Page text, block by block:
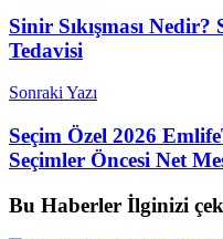
Sinir Sıkışması Nedir?
Tedavisi
Sonraki Yazı
Seçim Özel 2026
Seçimler Öncesi Net
Bu Haberler İlginizi